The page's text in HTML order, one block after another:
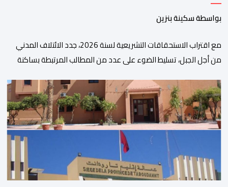
بواسطة سكينة بنزين
مع اقتراب الاستحقاقات التشريعية لسنة 2026، جدد الائتلاف المدني
من أجل الجبل، تسليط الضوء على عدد من المطالب المرتبطة بساكنة
فيها الأحزاب السياسية، إلى ادراج 10 التزامات ضمن برامجها الانتخابية
المنتظرة، في إطار تعاقد سياسي مع المناطق الجبلية والانتقال من
الوعود الانتخابية إلى التزامات عملية […]